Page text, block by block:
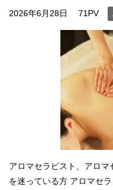
2026年6月28日 71PV
アロマセラピスト、アロ
を迷っている方 アロマセ